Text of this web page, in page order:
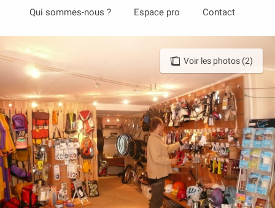
principal
Qui sommes-nous ? Espace pro Contact
Voir les photos (2)